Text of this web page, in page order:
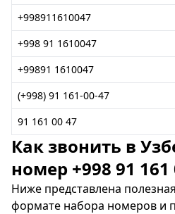
+998911610047
+998 91 1610047
+99891 1610047
(+998) 91 161-00-47
91 161 00 47
Как звонить в
номер +998 91 161
Ниже представлена
формате набора номеров и